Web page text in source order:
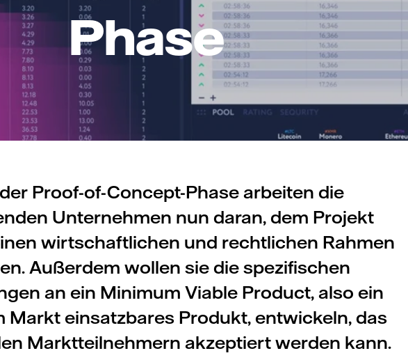
Phase
Proof-of-Concept-Phase arbeiten die
Unternehmen nun daran, dem Projekt
wirtschaftlichen und rechtlichen Rahmen
Außerdem wollen sie die spezifischen
an ein Minimum Viable Product, also ein
Markt einsatzbares Produkt, entwickeln, das
Marktteilnehmern akzeptiert werden kann.